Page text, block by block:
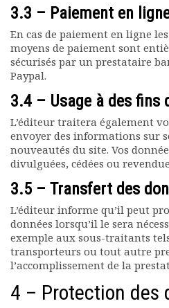
3.3 – Paiement en
En cas de paiement en ligne les
moyens de paiement sont
sécurisés par un prestataire
Paypal.
3.4 – Usage à des fins
L’éditeur traitera également
envoyer des informations sur
nouveautés du site. Vos
divulguées, cédées ou
3.5 – Transfert des
L’éditeur informe qu’il peut
données lorsqu’il le sera
exemple aux sous-traitants
transporteurs ou tout autre
l’accomplissement de la
4 – Protection des